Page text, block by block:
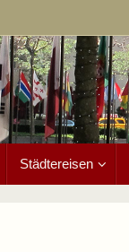
Städtereisen